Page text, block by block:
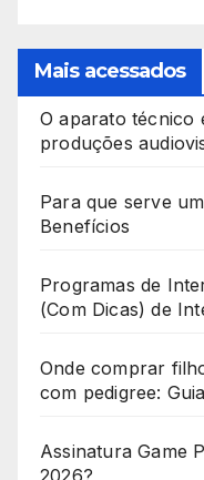
Mais acessados
O aparato técnico
produções
Para que serve
Benefícios
Programas de
(Com Dicas) de
Onde comprar
com pedigree:
Assinatura Game